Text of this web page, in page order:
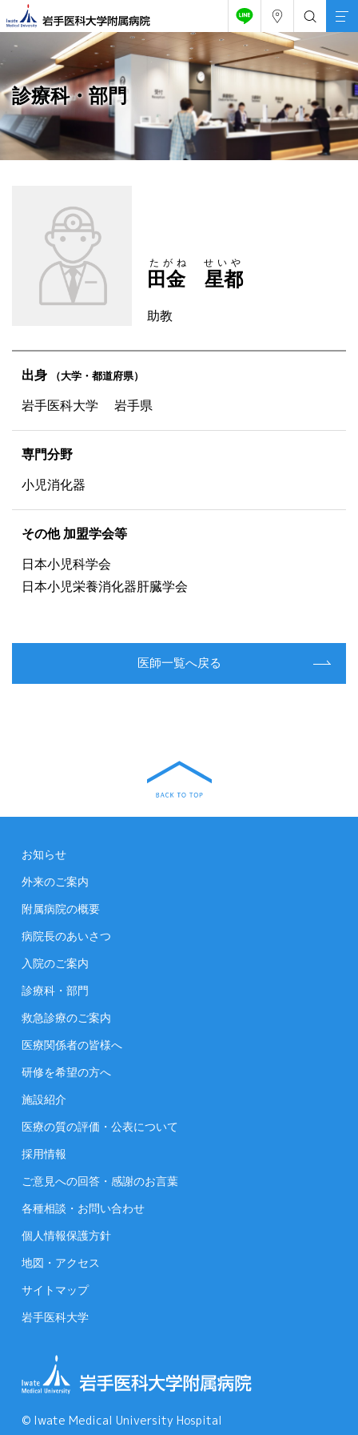
診療科・部門
田金 星都
たがね せいや
助教
出身 （大学・都道府県）
岩手医科大学 岩手県
専門分野
小児消化器
その他 加盟学会等
日本小児科学会
日本小児栄養消化器肝臓学会
医師一覧へ戻る
お知らせ
外来のご案内
附属病院の概要
病院長のあいさつ
入院のご案内
診療科・部門
救急診療のご案内
医療関係者の皆様へ
研修を希望の方へ
施設紹介
医療の質の評価・公表について
採用情報
ご意見への回答・感謝のお言葉
各種相談・お問い合わせ
個人情報保護方針
地図・アクセス
サイトマップ
岩手医科大学
© Iwate Medical University Hospital